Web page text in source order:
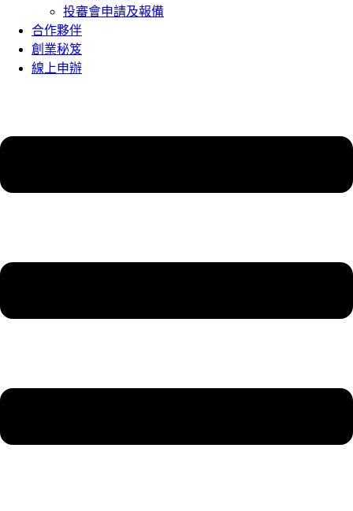
投審會申請及報備
合作夥伴
創業秘笈
線上申辦